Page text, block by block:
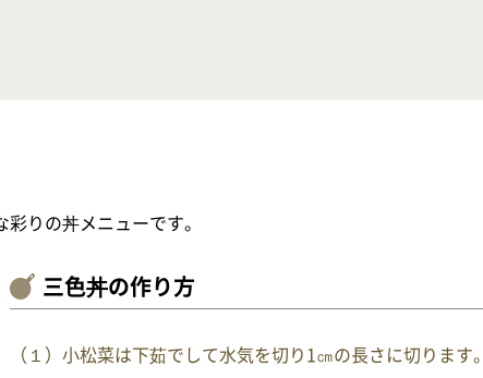
りの丼メニューです。
三色丼の作り方
（１）小松菜は下茹でして水気を切り1㎝の長さに切ります。